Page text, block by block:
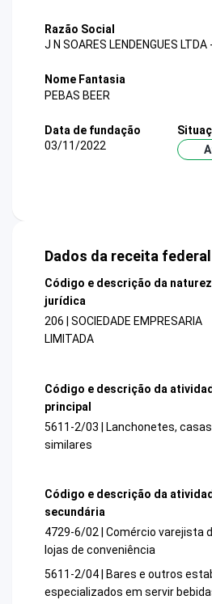
Razão Social
J N SOARES LENDENGUES LTDA
Nome Fantasia
PEBAS BEER
Data de fundação
03/11/2022
Dados da receita federal
Código e descrição da
jurídica
206 | SOCIEDADE EMPRESARIA
LIMITADA
Código e descrição da
principal
5611-2/03 | Lanchonetes,
similares
Código e descrição da
secundária
4729-6/02 | Comércio varejista
lojas de conveniência
5611-2/04 | Bares e outros
especializados em servir